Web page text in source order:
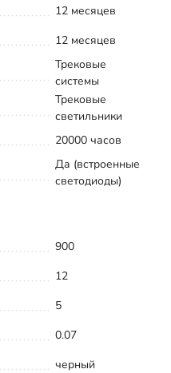
12 месяцев
12 месяцев
Трековые
системы
Трековые
светильники
20000 часов
Да (встроенные
светодиоды)
900
12
5
0.07
черный